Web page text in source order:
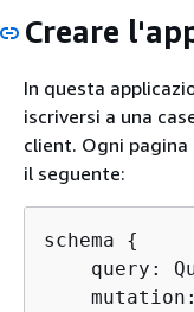
Creare
In questa
iscriversi a una
client. Ogni pagina
il seguente:
schema {
query: